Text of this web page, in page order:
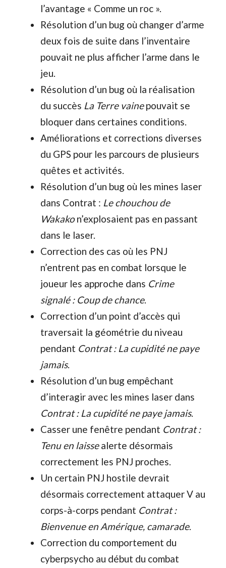
l’avantage « Comme un roc ».
Résolution d’un bug où changer d’arme
deux fois de suite dans l’inventaire
pouvait ne plus afficher l’arme dans le
jeu.
Résolution d’un bug où la réalisation
du succès La Terre vainepouvait se
bloquer dans certaines conditions.
Améliorations et corrections diverses
du GPS pour les parcours de plusieurs
quêtes et activités.
Résolution d’un bug où les mines laser
dans Contrat : Le chouchou de
Wakakon’explosaient pas en passant
dans le laser.
Correction des cas où les PNJ
n’entrent pas en combat lorsque le
joueur les approche dans Crime
signalé : Coup de chance.
Correction d’un point d’accès qui
traversait la géométrie du niveau
pendant Contrat : La cupidité ne paye
jamais.
Résolution d’un bug empêchant
d’interagir avec les mines laser dans
Contrat : La cupidité ne paye jamais.
Casser une fenêtre pendant Contrat :
Tenu en laissealerte désormais
correctement les PNJ proches.
Un certain PNJ hostile devrait
désormais correctement attaquer V au
corps-à-corps pendant Contrat :
Bienvenue en Amérique, camarade.
Correction du comportement du
cyberpsycho au début du combat